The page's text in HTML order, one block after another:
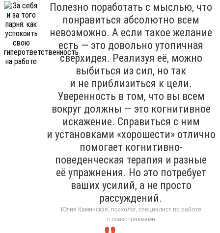
Полезно поработать с мыслью, что
понравиться абсолютно всем
невозможно. А если такое желание
есть — это довольно утопичная
сверхидея. Реализуя её, можно
выбиться из сил, но так
и не приблизиться к цели.
Уверенность в том, что вы всем
вокруг должны — это когнитивное
искажение. Справиться с ним
и установками «хорошести» отлично
помогает когнитивно-
поведенческая терапия и разные
её упражнения. Но это потребует
ваших усилий, а не просто
рассуждений.
Юлия Каминская, психолог, специалист по работе
с психотравмами